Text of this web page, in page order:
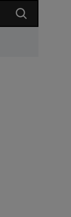
dai de mâncare